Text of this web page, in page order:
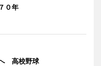
０年
高校野球